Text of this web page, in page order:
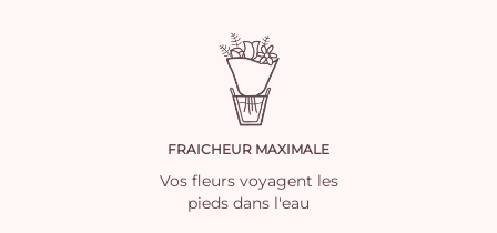
FRAICHEUR MAXIMALE
Vos fleurs voyagent les
pieds dans l'eau